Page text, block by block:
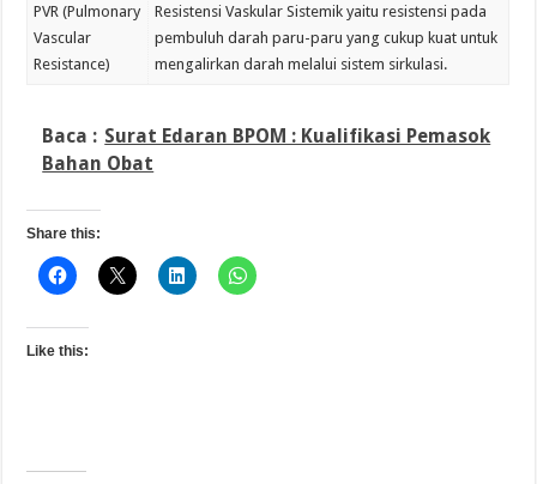
PVR (Pulmonary
Vascular
Resistance)
Resistensi Vaskular Sistemik yaitu resistensi pada
pembuluh darah paru-paru yang cukup kuat untuk
mengalirkan darah melalui sistem sirkulasi.
Baca : Surat Edaran BPOM : Kualifikasi Pemasok
Bahan Obat
Share this:
Like this: